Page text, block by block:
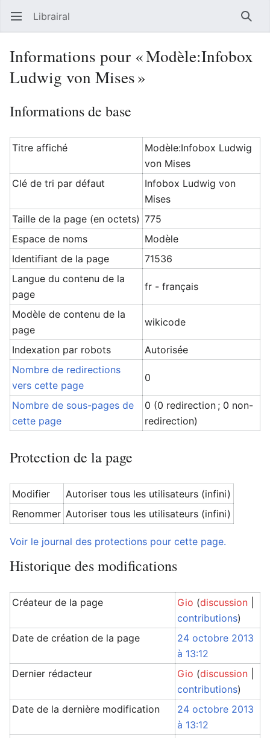
Ouvrir le menu principal Librairal
Informations pour « Modèle:Infobox
Ludwig von Mises »
Informations de base
Titre affiché
Modèle:Infobox Ludwig
von Mises
Clé de tri par défaut
Infobox Ludwig von
Mises
Taille de la page (en octets) 775
Espace de noms
Modèle
Identifiant de la page
71536
Langue du contenu de la
page
fr - français
Modèle de contenu de la
page
wikicode
Indexation par robots
Autorisée
Nombre de redirections
vers cette page
0
Nombre de sous-pages de
cette page
0 (0 redirection ; 0 non-
redirection)
Protection de la page
Modifier
Autoriser tous les utilisateurs (infini)
Renommer Autoriser tous les utilisateurs (infini)
Voir le journal des protections pour cette page.
Historique des modifications
Créateur de la page Gio (discussion
contributions)
Date de création de la page
24 octobre 2013
à 13:12
Dernier rédacteur
Gio (discussion
contributions)
Date de la dernière modification
24 octobre 2013
à 13:12